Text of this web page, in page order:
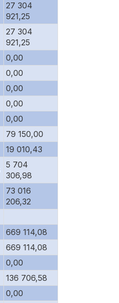
27 304
921,25
27 304
921,25
0,00
0,00
0,00
0,00
0,00
79 150,00
19 010,43
5 704
306,98
73 016
206,32
669 114,08
669 114,08
0,00
136 706,58
0,00